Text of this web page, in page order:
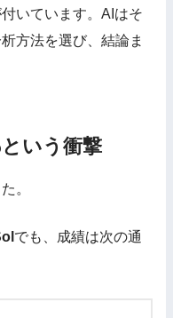
いています。AIはそ
方法を選び、結論ま
いう衝撃
。
でも、成績は次の通